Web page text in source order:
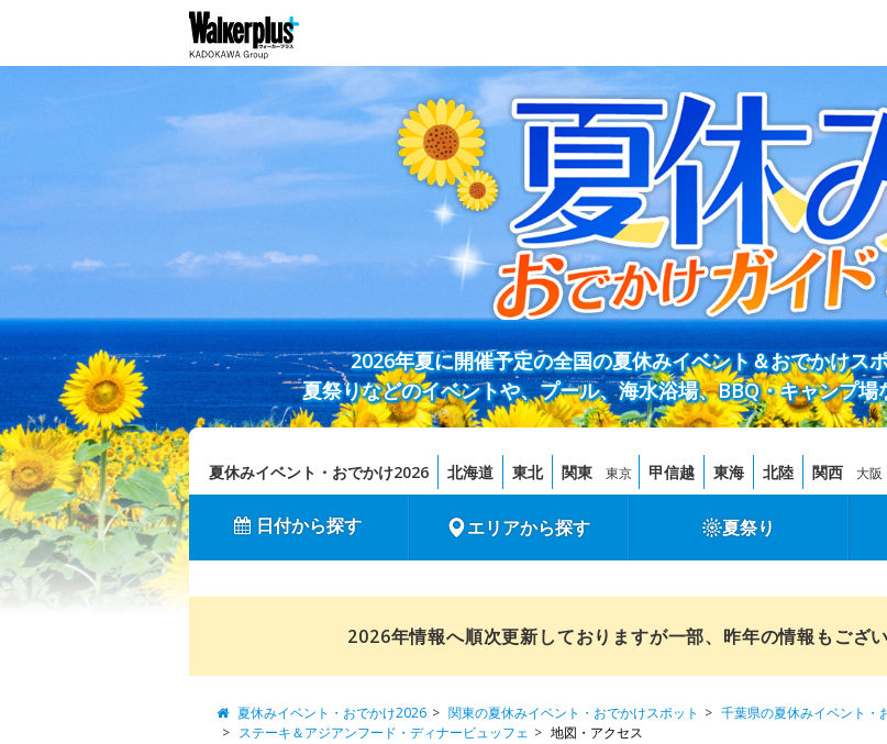
2026年夏に開催予定の全国の夏休みイベント＆おでかけス
夏祭りなどのイベントや、プール、海水浴場、BBQ・キャンプ
夏休みイベント・おでかけ2026 北海道 東北 関東 東京 甲信越 東海 北陸 関西 大阪
日付から探す エリアから探す 夏祭り
2026年情報へ順次更新しておりますが一部、昨年の情報もござ
夏休みイベント・おでかけ2026 関東の夏休みイベント・おでかけスポット 千葉県の夏休みイベント・
ステーキ＆アジアンフード・ディナービュッフェ
地図・アクセス